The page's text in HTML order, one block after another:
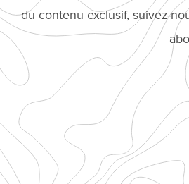
du contenu exclusif, suivez-